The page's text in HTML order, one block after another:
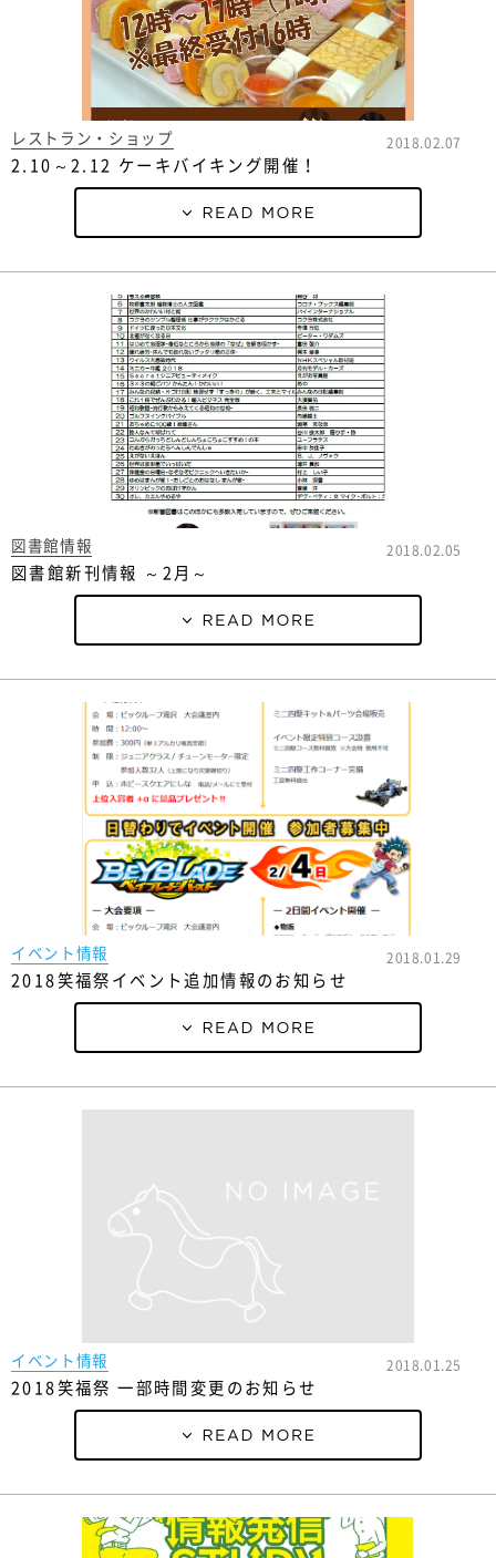
レストラン・ショップ 2018.02.07
2.10～2.12 ケーキバイキング開催！
図書館情報 2018.02.05
図書館新刊情報 ～2月～
イベント情報 2018.01.29
2018笑福祭イベント追加情報のお知らせ
イベント情報 2018.01.25
2018笑福祭 一部時間変更のお知らせ